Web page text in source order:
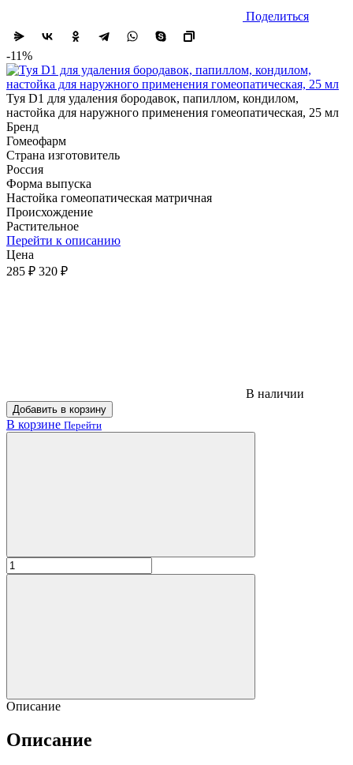
Поделиться
-11%
Туя D1 для удаления бородавок, папиллом, кондилом,
настойка для наружного применения гомеопатическая, 25 мл
Бренд
Гомеофарм
Страна изготовитель
Россия
Форма выпуска
Настойка гомеопатическая матричная
Происхождение
Растительное
Перейти к описанию
Цена
285 ₽ 320 ₽
В наличии
Добавить в корзину
В корзине Перейти
Описание
Описание